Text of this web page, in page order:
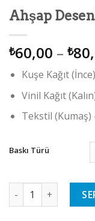
Ahşap
₺60,00 – ₺
Kuşe Kağıt
Vinil Kağıt
Tekstil (Kumaş)
Baskı Türü
Ahşap Desenli